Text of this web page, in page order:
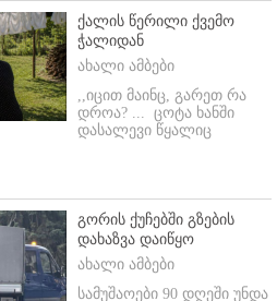
ქალის წერილი ქვემო
ჭალიდან
ახალი ამბები
,,იცით მაინც, გარეთ რა
დროა? ... ცოტა ხანში
დასალევი წყალიც
გორის ქუჩებში გზების
დახაზვა დაიწყო
ახალი ამბები
სამუშაოები 90 დღეში უნდა